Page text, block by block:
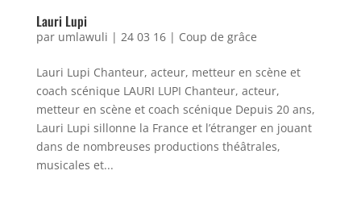
Lauri Lupi
par umlawuli | 24 03 16| Coup de grâce
Lauri Lupi Chanteur, acteur, metteur en scène et
coach scénique LAURI LUPI Chanteur, acteur,
metteur en scène et coach scénique Depuis 20 ans,
Lauri Lupi sillonne la France et l’étranger en jouant
dans de nombreuses productions théâtrales,
musicales et...